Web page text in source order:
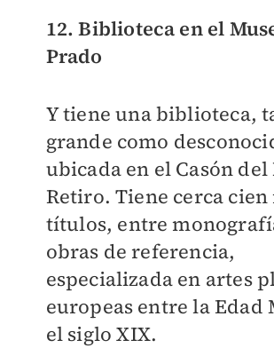
12. Biblioteca en el
Prado
Y tiene una biblioteca,
grande como
ubicada en el Casón del
Retiro. Tiene cerca
títulos, entre
obras de referencia,
especializada en artes
europeas entre la Edad
el siglo XIX.